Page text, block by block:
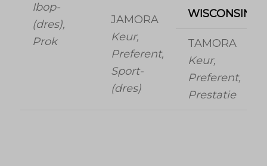
Ibop-
(dres),
Prok
JAMORA
Keur,
Preferent,
Sport-
(dres)
WISCONSIN
TAMORA
Keur,
Preferent,
Prestatie